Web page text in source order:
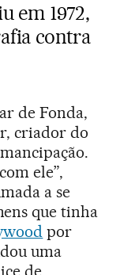
em 1972,
contra
de Fonda,
criador do
ele”,
a se
que tinha
por
uma